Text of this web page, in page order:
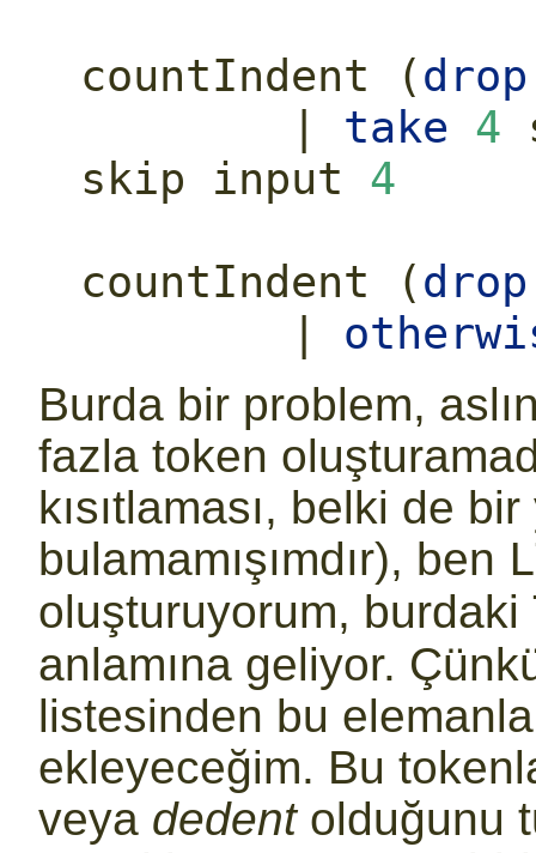
countIndent (drop
take 4
skip input 4
countIndent (drop
Burda bir problem,
fazla token
kısıtlaması, belki de
bulamamışımdır), ben
oluşturuyorum, burdaki
anlamına geliyor.
listesinden bu
ekleyeceğim. Bu
veya dedentolduğunu